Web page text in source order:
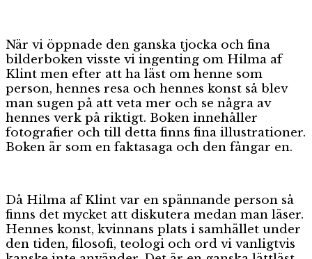
När vi öppnade den ganska tjocka och fina
bilderboken visste vi ingenting om Hilma af
Klint men efter att ha läst om henne som
person, hennes resa och hennes konst så blev
man sugen på att veta mer och se några av
hennes verk på riktigt. Boken innehåller
fotografier och till detta finns fina illustrationer.
Boken är som en faktasaga och den fångar en.
Då Hilma af Klint var en spännande person så
finns det mycket att diskutera medan man läser.
Hennes konst, kvinnans plats i samhället under
den tiden, filosofi, teologi och ord vi vanligtvis